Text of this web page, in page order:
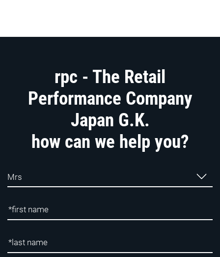
rpc - The Retail
Performance Company
Japan G.K.
how can we help you?